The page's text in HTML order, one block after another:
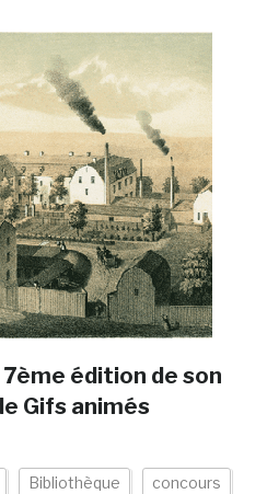
7ème édition de son
Gifs animés
Bibliothèque concours